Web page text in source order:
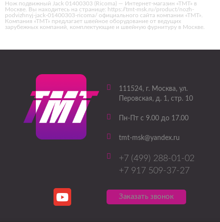
Нож подвижный Jack 01400303 (Ricoma) — Интернет-магазин «ТМТ» в
Москве. Вы находитесь на странице: https://tmt-msk.ru/product/nozh-
podvizhnyj-jack-01400303-ricoma/ официального сайта компании «ТМТ».
Компания «ТМТ» предлагает швейное оборудование от ведущих
зарубежных компаний, комплектующие и швейную фурнитуру в Москве.
111524, г. Москва, ул.
Перовская, д. 1, стр. 10
Пн-Пт с 9.00 до 17.00
tmt-msk@yandex.ru
+7 (499) 288-01-02
+7 917 509-37-27
Заказать звонок